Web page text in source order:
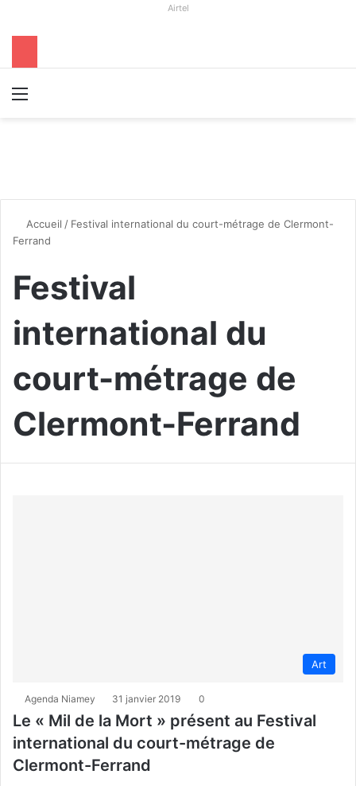
Airtel
Accueil / Festival international du court-métrage de Clermont-
Ferrand
Festival
international du
court-métrage de
Clermont-Ferrand
Art
Agenda Niamey 31 janvier 2019 0
Le « Mil de la Mort » présent au Festival
international du court-métrage de
Clermont-Ferrand